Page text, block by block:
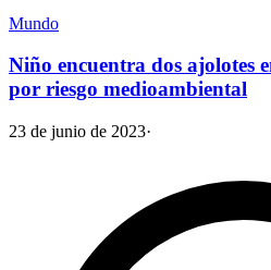
Mundo
Niño encuentra dos ajolotes
por riesgo medioambiental
23 de junio de 2023·